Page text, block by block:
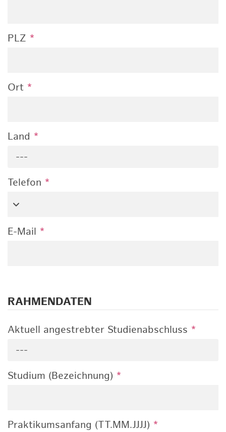
PLZ *
Ort *
Land *
---
Telefon *
E-Mail *
RAHMENDATEN
Aktuell angestrebter Studienabschluss *
---
Studium (Bezeichnung) *
Praktikumsanfang (TT.MM.JJJJ) *